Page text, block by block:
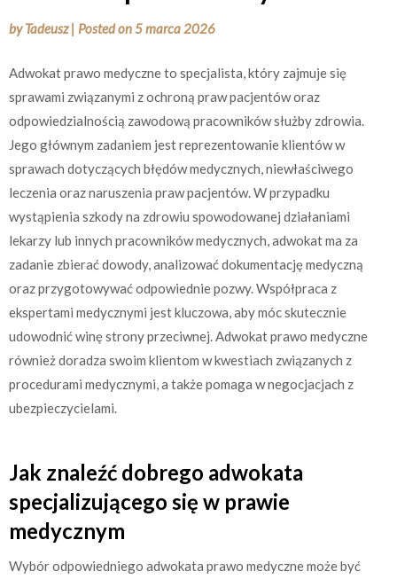
byTadeusz | Posted on5 marca 2026
Adwokat prawo medyczne to specjalista, który zajmuje się
sprawami związanymi z ochroną praw pacjentów oraz
odpowiedzialnością zawodową pracowników służby zdrowia.
Jego głównym zadaniem jest reprezentowanie klientów w
sprawach dotyczących błędów medycznych, niewłaściwego
leczenia oraz naruszenia praw pacjentów. W przypadku
wystąpienia szkody na zdrowiu spowodowanej działaniami
lekarzy lub innych pracowników medycznych, adwokat ma za
zadanie zbierać dowody, analizować dokumentację medyczną
oraz przygotowywać odpowiednie pozwy. Współpraca z
ekspertami medycznymi jest kluczowa, aby móc skutecznie
udowodnić winę strony przeciwnej. Adwokat prawo medyczne
również doradza swoim klientom w kwestiach związanych z
procedurami medycznymi, a także pomaga w negocjacjach z
ubezpieczycielami.
Jak znaleźć dobrego adwokata
specjalizującego się w prawie
medycznym
Wybór odpowiedniego adwokata prawo medyczne może być